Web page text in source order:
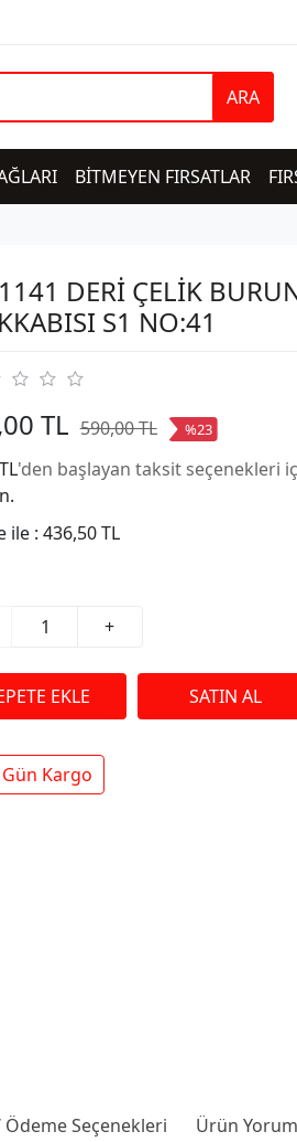
ARA
BİTMEYEN FIRSATLAR
DERİ ÇELİK
S1 NO:41
TL 590,00 TL %23
'den başlayan taksit seçenekleri
ile : 436,50 TL
+
Gün Kargo
Ödeme Seçenekleri Ürün